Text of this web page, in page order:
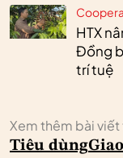
HTX
Đồng
trí tuệ
Xem thêm bài viết
Tiêu dùng